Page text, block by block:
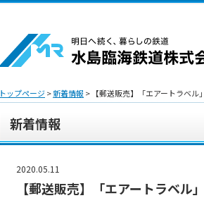
トップページ>新着情報> 【郵送販売】「エアートラベ
新着情報
2020.05.11
【郵送販売】「エアートラベ